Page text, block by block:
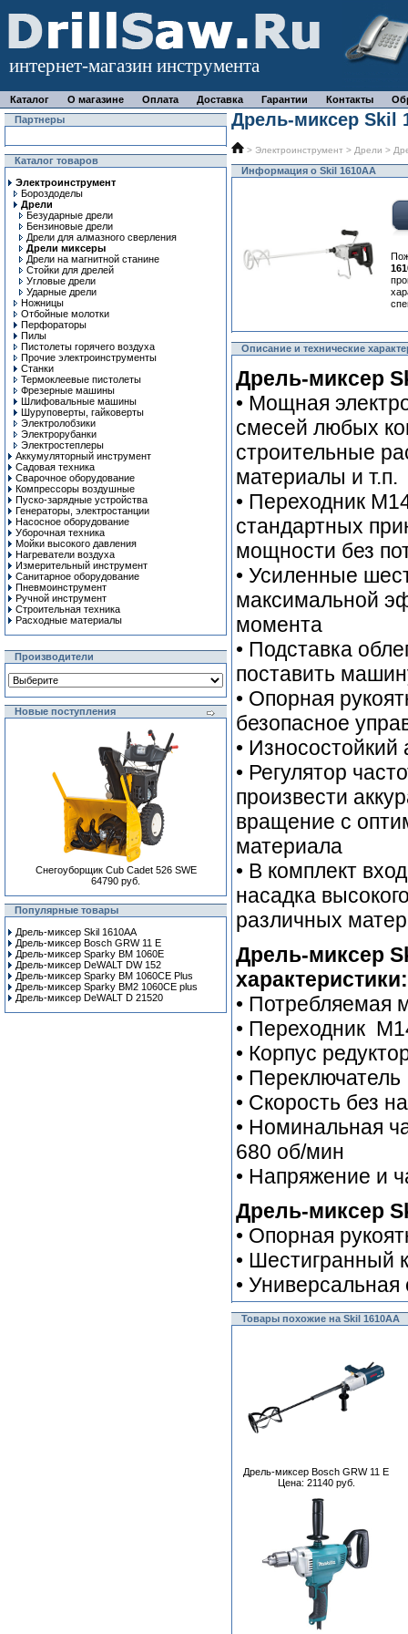
интернет-магазин инструмента
Каталог О магазине Оплата Доставка Гарантии Контакты
Партнеры
Каталог товаров
Электроинструмент
Бороздоделы
Дрели
Безударные дрели
Бензиновые дрели
Дрели для алмазного сверления
Дрели миксеры
Дрели на магнитной станине
Стойки для дрелей
Угловые дрели
Ударные дрели
Ножницы
Отбойные молотки
Перфораторы
Пилы
Пистолеты горячего воздуха
Прочие электроинструменты
Станки
Термоклеевые пистолеты
Фрезерные машины
Шлифовальные машины
Шуруповерты, гайковерты
Электролобзики
Электрорубанки
Электростеплеры
Аккумуляторный инструмент
Садовая техника
Сварочное оборудование
Компрессоры воздушные
Пуско-зарядные устройства
Генераторы, электростанции
Насосное оборудование
Уборочная техника
Мойки высокого давления
Нагреватели воздуха
Измерительный инструмент
Санитарное оборудование
Пневмоинструмент
Ручной инcтрумент
Строительная техника
Расходные материалы
Производители
Новые поступления
Снегоуборщик Cub Cadet 526 SWE
64790 руб.
Популярные товары
Дрель-миксер Skil 1610AA
Дрель-миксер Bosch GRW 11 E
Дрель-миксер Sparky BM 1060E
Дрель-миксер DeWALT DW 152
Дрель-миксер Sparky BM 1060CE Plus
Дрель-миксер Sparky BM2 1060CE plus
Дрель-миксер DeWALT D 21520
Дрель-миксер Skil
> Электроинструмент > Дрели >
Информация о Skil 1610AA
Описание и технические
Дрель-миксер
• Мощная
смесей любых
строительные
материалы и т.п.
• Переходник
стандартных
мощности без
• Усиленные
максимальной
момента
• Подставка
поставить
• Опорная
безопасное
•
• Регулятор
произвести
вращение с
материала
• В комплект
насадка
различных
Дрель-миксер
характеристики:
• Потребляемая
• Переходник
• Корпус
•
• Скорость без
• Номинальная
680 об/мин
• Напряжение и
Дрель-миксер
• Опорная
• Шестигранный
•
Товары похожие на Skil 1610AA
Дрель-миксер Bosch GRW 11 E
Цена: 21140 руб.